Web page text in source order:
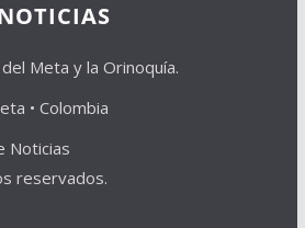
Meta y la Orinoquía.
• Colombia
Noticias
reservados.